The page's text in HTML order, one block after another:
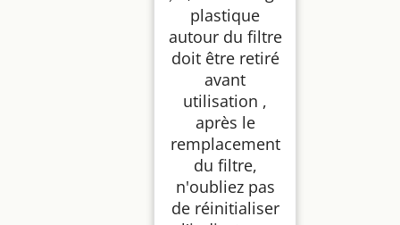
plastique
autour du filtre
doit être retiré
avant
utilisation ,
après le
remplacement
du filtre,
n'oubliez pas
de réinitialiser